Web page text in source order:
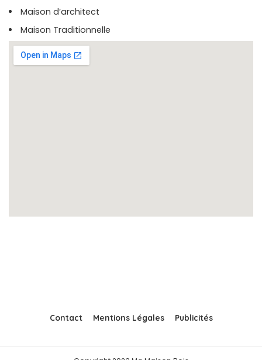
Maison d’architect
Maison Traditionnelle
Contact Mentions Légales Publicités